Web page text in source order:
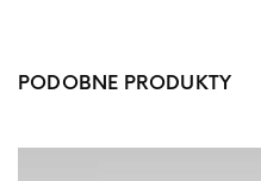
PODOBNE PRODUKTY